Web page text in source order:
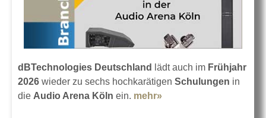
dBTechnologies Deutschland lädt auch im Frühjahr
2026 wieder zu sechs hochkarätigen Schulungen in
die Audio Arena Köln ein. mehr»